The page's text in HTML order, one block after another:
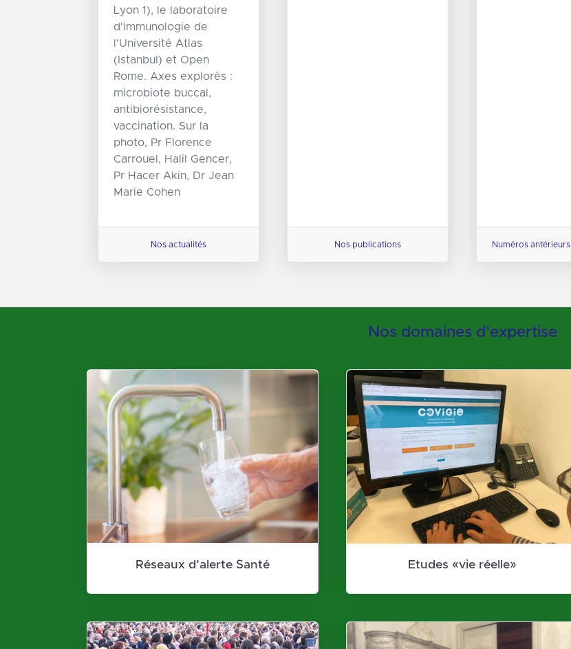
Lyon 1), le laboratoire
d'immunologie de
l'Université Atlas
(Istanbul) et Open
Rome. Axes explorés :
microbiote buccal,
antibiorésistance,
vaccination. Sur la
photo, Pr Florence
Carrouel, Halil Gencer,
Pr Hacer Akin, Dr Jean
Marie Cohen
Participation de la
perspectives pour la
puéricultrice
Nos actualités Nos publications Numéros antérieurs
Nos domaines d’expertise
Réseaux d’alerte Santé Etudes «vie réelle»